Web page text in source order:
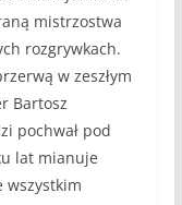
mistrzostwa
rozgrywkach.
w zeszłym
Bartosz
pochwał pod
lat mianuje
wszystkim